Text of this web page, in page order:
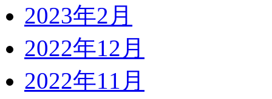
2023年2月
2022年12月
2022年11月